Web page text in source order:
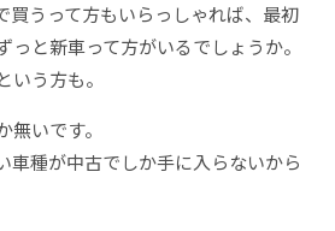
うって方もいらっしゃれば、最初
っと新車って方がいるでしょうか。
う方も。
いです。
種が中古でしか手に入らないから